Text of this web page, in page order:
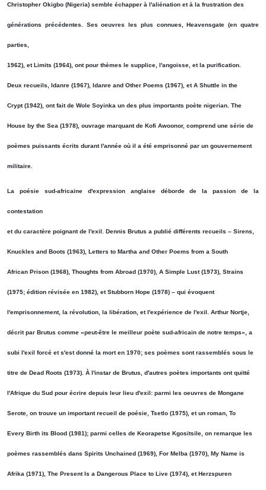
Christopher Okigbo (Nigeria) semble échapper à l'aliénation et à la frustration des
générations précédentes. Ses oeuvres les plus connues, Heavensgate (en quatre
parties,
1962), et Limits (1964), ont pour thèmes le supplice, l'angoisse, et la purification.
Deux recueils, Idanre (1967), Idanre and Other Poems (1967), et A Shuttle in the
Crypt (1942), ont fait de Wole Soyinka un des plus importants poète nigerian. The
House by the Sea (1978), ouvrage marquant de Kofi Awoonor, comprend une série de
poèmes puissants écrits durant l'année où il a été emprisonné par un gouvernement
militaire.
La poésie sud-africaine d'expression anglaise déborde de la passion de la
contestation
et du caractère poignant de l'exil. Dennis Brutus a publié différents recueils – Sirens,
Knuckles and Boots (1963), Letters to Martha and Other Poems from a South
African Prison (1968), Thoughts from Abroad (1970), A Simple Lust (1973), Strains
(1975; édition révisée en 1982), et Stubborn Hope (1978) – qui évoquent
l'emprisonnement, la révolution, la libération, et l'expérience de l'exil. Arthur Nortje,
décrit par Brutus comme «peut-être le meilleur poète sud-africain de notre temps», a
subi l'exil forcé et s'est donné la mort en 1970; ses poèmes sont rassemblés sous le
titre de Dead Roots (1973). À l'instar de Brutus, d'autres poètes importants ont quitté
l'Afrique du Sud pour écrire depuis leur lieu d'exil: parmi les oeuvres de Mongane
Serote, on trouve un important recueil de poésie, Tsetlo (1975), et un roman, To
Every Birth its Blood (1981); parmi celles de Keorapetse Kgositsile, on remarque les
poèmes rassemblés dans Spirits Unchained (1969), For Melba (1970), My Name is
Afrika (1971), The Present Is a Dangerous Place to Live (1974), et Herzspuren